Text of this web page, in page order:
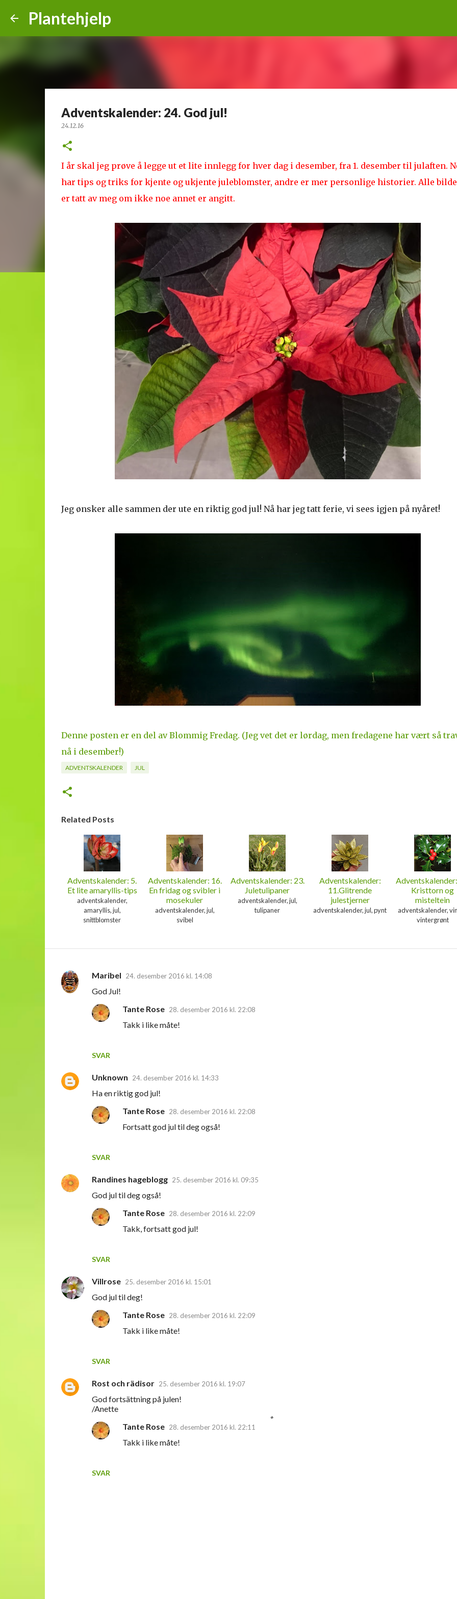
Plantehjelp
Adventskalender: 24. God jul!
24.12.16
I år skal jeg prøve å legge ut et lite innlegg for hver dag i desember, fra 1. desember til julaften.
har tips og triks for kjente og ukjente juleblomster, andre er mer personlige historier. Alle
er tatt av meg om ikke noe annet er angitt.
Jeg ønsker alle sammen der ute en riktig god jul! Nå har jeg tatt ferie, vi sees igjen på nyåret!
Denne posten er en del av Blommig Fredag. (Jeg vet det er lørdag, men fredagene har vært så
nå i desember!)
ADVENTSKALENDER JUL
Related Posts
Adventskalender: 5.
Et lite amaryllis-tips
adventskalender,
amaryllis, jul,
snittblomster
Adventskalender: 16.
En fridag og svibler i
mosekuler
adventskalender, jul,
svibel
Adventskalender: 23.
Juletulipaner
adventskalender, jul,
tulipaner
Adventskalender:
11.Glitrende
julestjerner
adventskalender, jul, pynt
Kristtorn og
misteltein
adventskalender,
vintergrønt
K
o
a
Maribel 24. desember 2016 kl. 14:08
God Jul!
SVAR
Tante Rose 28. desember 2016 kl. 22:08
Takk i like måte!
Unknown 24. desember 2016 kl. 14:33
Ha en riktig god jul!
SVAR
Tante Rose 28. desember 2016 kl. 22:08
Fortsatt god jul til deg også!
Randines hageblogg 25. desember 2016 kl. 09:35
God jul til deg også!
SVAR
Tante Rose 28. desember 2016 kl. 22:09
Takk, fortsatt god jul!
Villrose 25. desember 2016 kl. 15:01
God jul til deg!
SVAR
Tante Rose 28. desember 2016 kl. 22:09
Takk i like måte!
Rost och rädisor 25. desember 2016 kl. 19:07
God fortsättning på julen!
/Anette
SVAR
Tante Rose 28. desember 2016 kl. 22:11
Takk i like måte!